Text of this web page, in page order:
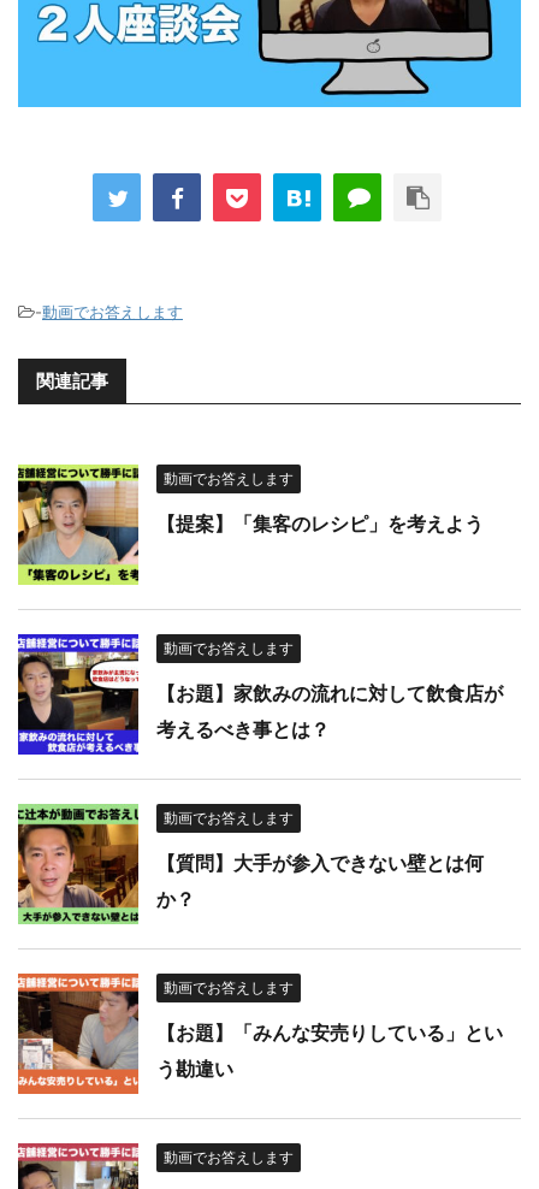
-動画でお答えします
関連記事
動画でお答えします
【提案】「集客のレシピ」を考えよう
動画でお答えします
【お題】家飲みの流れに対して飲食店が
考えるべき事とは？
動画でお答えします
【質問】大手が参入できない壁とは何
か？
動画でお答えします
【お題】「みんな安売りしている」とい
う勘違い
動画でお答えします